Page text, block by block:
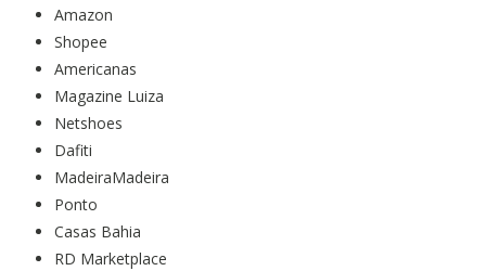
Amazon
Shopee
Americanas
Magazine Luiza
Netshoes
Dafiti
MadeiraMadeira
Ponto
Casas Bahia
RD Marketplace